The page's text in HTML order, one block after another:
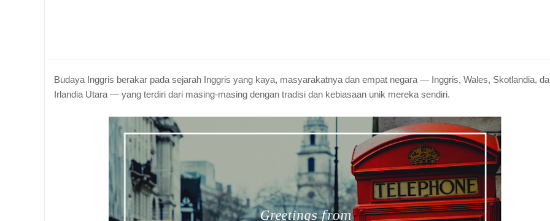
Budaya Inggris berakar pada sejarah Inggris yang kaya, masyarakatnya dan empat negara — Inggris, Wales, Skotlandia,
Irlandia Utara — yang terdiri dari masing-masing dengan tradisi dan kebiasaan unik mereka sendiri.